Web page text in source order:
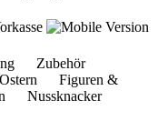
Zubehör
Figuren &
Nussknacker